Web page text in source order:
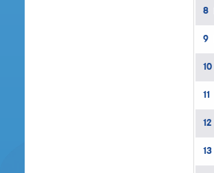
8
9
10
11
12
13